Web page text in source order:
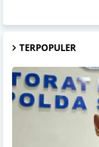
TERPOPULER